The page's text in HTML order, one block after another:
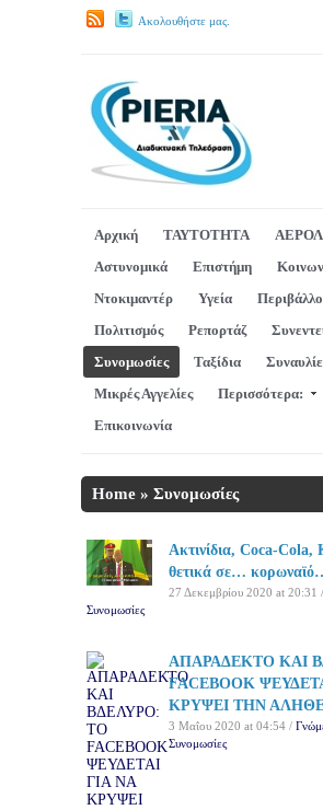
Ακολουθήστε μας.
Αρχική ΤΑΥΤΟΤΗΤΑ
Αστυνομικά
Επιστήμη
Ντοκιμαντέρ
Υγεία
Πολιτισμός
Ρεπορτάζ
Συνομωσίες
Ταξίδια
Μικρές Αγγελίες
Περισσότερα:
Επικοινωνία
Home » Συνομωσίες
Ακτινίδια, Coca-Cola,
θετικά σε…
27 Δεκεμβρίου 2020 at 20:31 /
Συνομωσίες
ΑΠΑΡΑΔΕΚΤΟ ΚΑΙ
FACEBOOK
ΚΡΥΨΕΙ ΤΗΝ
3 Μαΐου 2020 at 04:54 /
Συνομωσίες